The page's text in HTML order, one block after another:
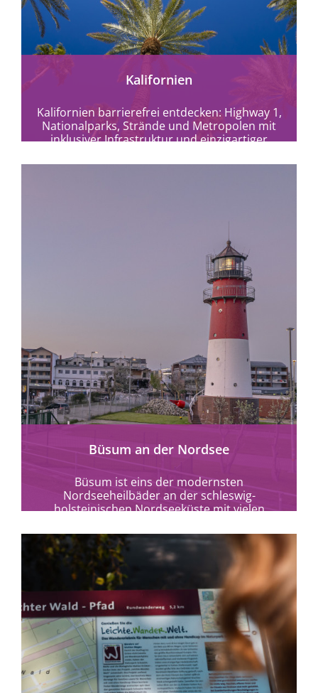
Kalifornien
Kalifornien barrierefrei entdecken: Highway 1,
Nationalparks, Strände und Metropolen mit
inklusiver Infrastruktur und einzigartiger
mehr erfahren
Büsum an der Nordsee
Büsum ist eins der modernsten
Nordseeheilbäder an der schleswig-
holsteinischen Nordseeküste mit vielen